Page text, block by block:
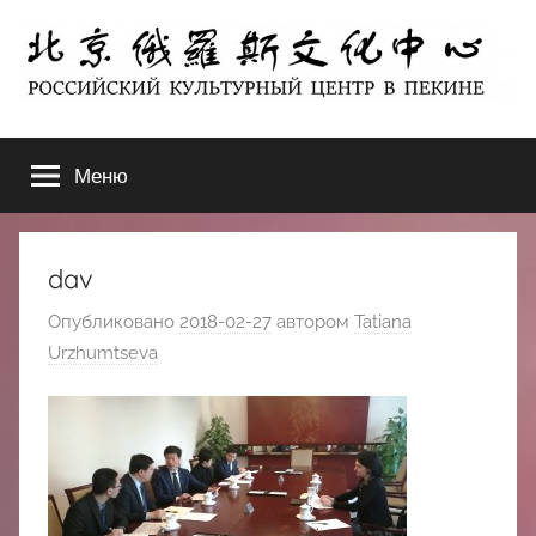
содержимому
北
京
俄
罗
斯
化
ЦЕНТР
В
ПЕКИНЕ
Меню
dav
Опубликовано 2018-02-27 автором Tatiana
Urzhumtseva